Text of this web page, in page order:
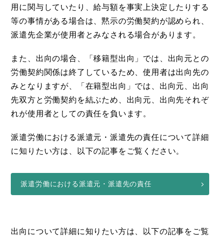
用に関与していたり、給与額を事実上決定したりする
等の事情がある場合は、黙示の労働契約が認められ、
派遣先企業が使用者とみなされる場合があります。
また、出向の場合、「移籍型出向」では、出向元との
労働契約関係は終了しているため、使用者は出向先の
みとなりますが、「在籍型出向」では、出向元、出向
先双方と労働契約を結ぶため、出向元、出向先それぞ
れが使用者としての責任を負います。
派遣労働における派遣元・派遣先の責任について詳細
に知りたい方は、以下の記事をご覧ください。
派遣労働における派遣元・派遣先の責任
出向について詳細に知りたい方は、以下の記事をご覧